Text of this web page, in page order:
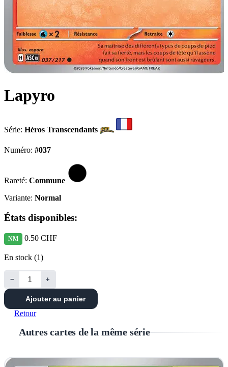
Lapyro
Série: Héros Transcendants
Numéro: #037
Rareté: Commune
Variante: Normal
États disponibles:
NM 0.50 CHF
En stock (1)
− +
Ajouter au panier
Retour
Autres cartes de la même série